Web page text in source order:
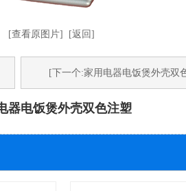
[查看原图片] [返回]
[下一个:家用电器电饭煲外壳双
器电饭煲外壳双色注塑